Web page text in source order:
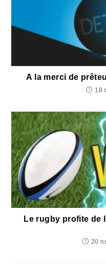
A la merci de
18
Le rugby profite de
20